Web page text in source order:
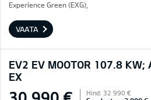
Experience Green (EXG),
VAATA
EV2 EV MOOTOR 107.8
EX
Hind: 32 990 €